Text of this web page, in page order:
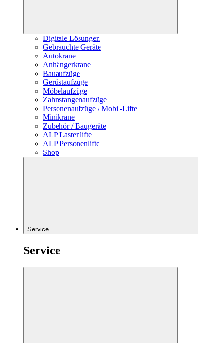
Digitale Lösungen
Gebrauchte Geräte
Autokrane
Anhängerkrane
Bauaufzüge
Gerüstaufzüge
Möbelaufzüge
Zahnstangenaufzüge
Personenaufzüge / Mobil-Lifte
Minikrane
Zubehör / Baugeräte
ALP Lastenlifte
ALP Personenlifte
Shop
Service
Service